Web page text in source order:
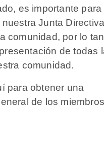
es importante para
Junta
comunidad, por lo
de todas
comunidad.
para obtener una
de los